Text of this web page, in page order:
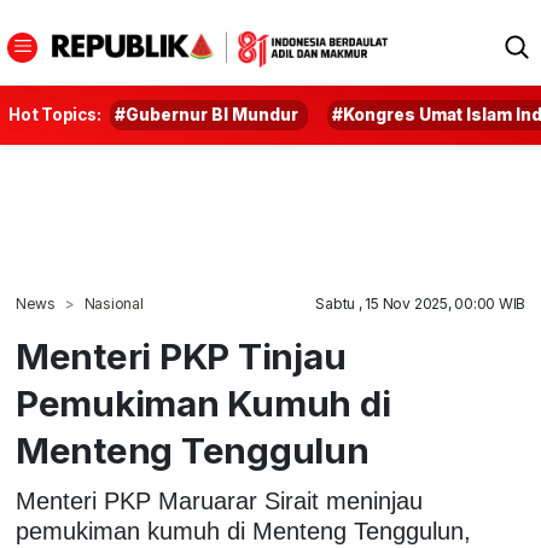
Hot Topics: #Gubernur BI Mundur #Kongres Umat Islam
News Nasional Sabtu , 15 Nov 2025, 00:00 WIB
Menteri PKP Tinjau
Pemukiman Kumuh di
Menteng Tenggulun
Menteri PKP Maruarar Sirait meninjau
pemukiman kumuh di Menteng Tenggulun,